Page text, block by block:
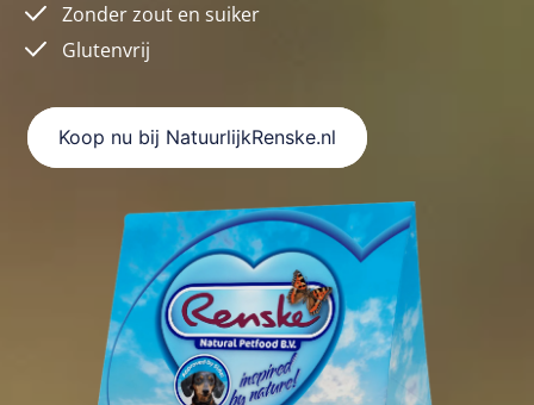
Zonder zout en suiker
Glutenvrij
Koop nu bij NatuurlijkRenske.nl